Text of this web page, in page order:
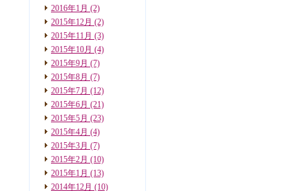
2016年1月 (2)
2015年12月 (2)
2015年11月 (3)
2015年10月 (4)
2015年9月 (7)
2015年8月 (7)
2015年7月 (12)
2015年6月 (21)
2015年5月 (23)
2015年4月 (4)
2015年3月 (7)
2015年2月 (10)
2015年1月 (13)
2014年12月 (10)